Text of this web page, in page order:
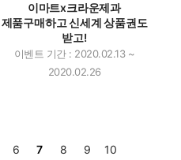
이마트x크라운제과
제품구매하고 신세계 상품권도
받고!
이벤트 기간 : 2020.02.13 ~
2020.02.26
6 7 8 9 10